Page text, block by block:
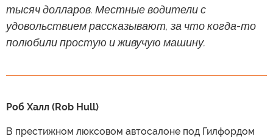
тысяч долларов. Местные водители с
удовольствием рассказывают, за что когда-то
полюбили простую и живучую машину.
Роб Халл (Rob Hull)
В престижном люксовом автосалоне под Гилфордом